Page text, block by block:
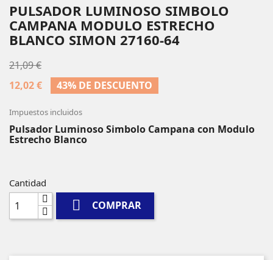
PULSADOR LUMINOSO SIMBOLO
CAMPANA MODULO ESTRECHO
BLANCO SIMON 27160-64
21,09 €
12,02 €
43% DE DESCUENTO
Impuestos incluidos
Pulsador Luminoso Simbolo Campana con Modulo
Estrecho Blanco
Cantidad
 COMPRAR